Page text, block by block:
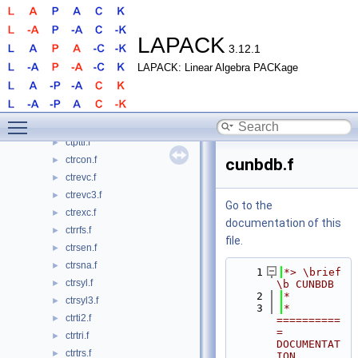
LAPACK 3.12.1
LAPACK: Linear Algebra PACKage
► ctpqrt2.f
► ctprfb.f
► ctprfs.f
► ctptri.f
► ctptrs.f
► ctpttr.f
► ctrcon.f
► ctrevc.f
► ctrevc3.f
► ctrexc.f
► ctrrfs.f
► ctrsen.f
► ctrsna.f
► ctrsyl.f
► ctrsyl3.f
► ctrti2.f
► ctrtri.f
► ctrtrs.f
cunbdb.f
Go to the
documentation of this
file.
    1
*> \brief
\b CUNBDB
    2
*
    3
*
==========
=
DOCUMENTAT